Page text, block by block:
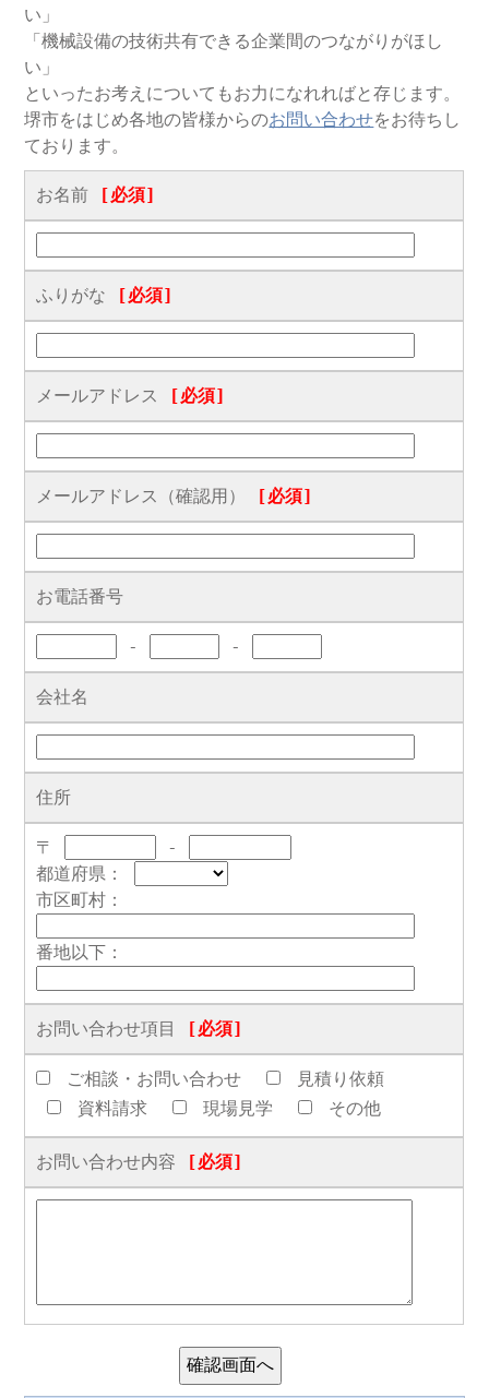
い」
「機械設備の技術共有できる企業間のつながりがほし
い」
といったお考えについてもお力になれればと存じます。
堺市をはじめ各地の皆様からのお問い合わせをお待ちし
ております。
お名前 [必須]
ふりがな [必須]
メールアドレス [必須]
メールアドレス（確認用） [必須]
お電話番号
- -
会社名
住所
〒
-
都道府県：
市区町村：
番地以下：
お問い合わせ項目 [必須]
ご相談・お問い合わせ
見積り依頼
資料請求
現場見学 その他
お問い合わせ内容 [必須]